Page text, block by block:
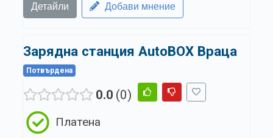
Детайли Добави мнение
Зарядна станция AutoBOX Враца
Потвърдена
0.0 0
Платена